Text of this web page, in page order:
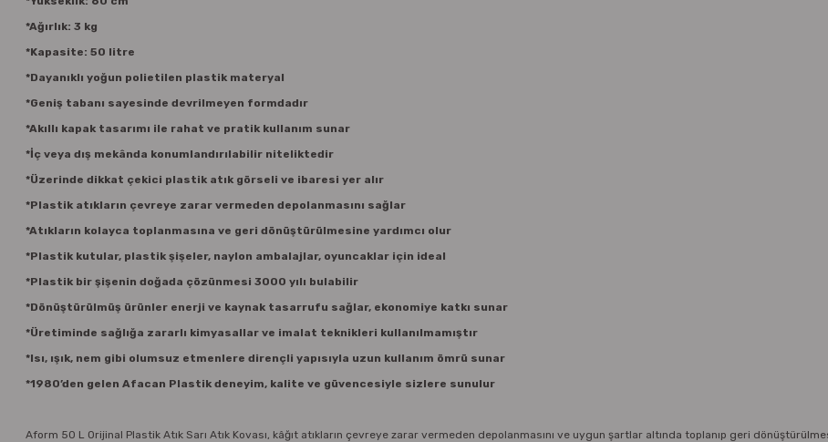
*Ağırlık: 3 kg
*Kapasite: 50 litre
*Dayanıklı yoğun polietilen plastik materyal
*Geniş tabanı sayesinde devrilmeyen formdadır
*Akıllı kapak tasarımı ile rahat ve pratik kullanım sunar
*İç veya dış mekânda konumlandırılabilir niteliktedir
*Üzerinde dikkat çekici plastik atık görseli ve ibaresi yer alır
*Plastik atıkların çevreye zarar vermeden depolanmasını sağlar
*Atıkların kolayca toplanmasına ve geri dönüştürülmesine yardımcı olur
*Plastik kutular, plastik şişeler, naylon ambalajlar, oyuncaklar için ideal
*Plastik bir şişenin doğada çözünmesi 3000 yılı bulabilir
*Dönüştürülmüş ürünler enerji ve kaynak tasarrufu sağlar, ekonomiye katkı sunar
*Üretiminde sağlığa zararlı kimyasallar ve imalat teknikleri kullanılmamıştır
*Isı, ışık, nem gibi olumsuz etmenlere dirençli yapısıyla uzun kullanım ömrü sunar
*1980’den gelen Afacan Plastik deneyim, kalite ve güvencesiyle sizlere sunulur
Aform 50 L Orijinal Plastik Atık Sarı Atık Kovası, kâğıt atıkların çevreye zarar vermeden depolanmasını ve uygun şartlar altında toplanıp geri